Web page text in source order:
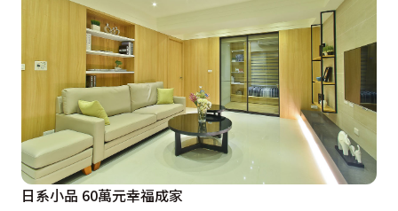
日系小品 60萬元幸福成家